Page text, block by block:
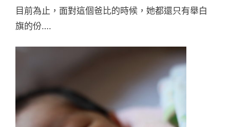
目前為止，面對這個爸比的時候，她都還只有舉白
旗的份….